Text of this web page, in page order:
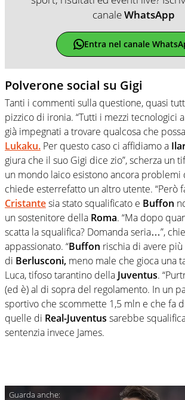
canaleWhatsApp
Entra nel canale
Polverone social su Gigi
Tanti i commenti sulla questione, quasi
pizzico di ironia. “Tutti i mezzi tecnologici
già impegnati a trovare qualcosa che
Lukaku. Per questo caso ci affidiamo a
giura che il suo Gigi dice zio”, scherza un
un mondo laico esistono ancora problemi
chiede esterrefatto un altro utente. “Però
Cristantesia stato squalificato e Buffon
un sostenitore della Roma. “Ma dopo
scatta la squalifica? Domanda seria…”,
appassionato. “Buffon rischia di avere più
di Berlusconi, meno male che gioca una
Luca, tifoso tarantino della Juventus.
(ed è) al di sopra del regolamento. In un
sportivo che scommette 1,5 mln e che fa
quelle di Real-Juventus sarebbe
sentenzia invece James.